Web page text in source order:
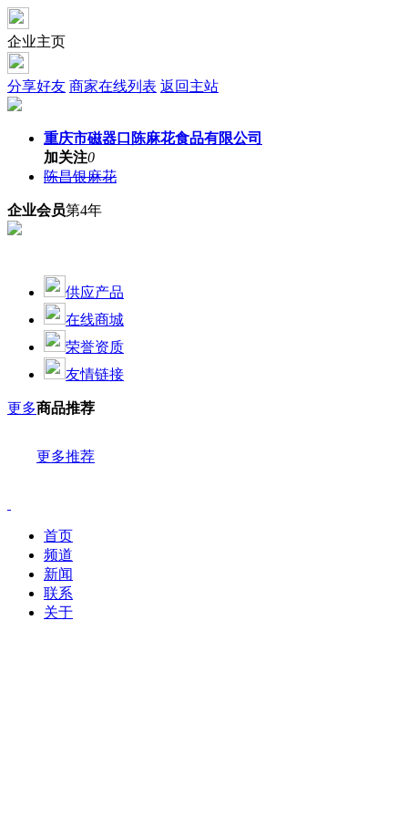
企业主页
分享好友 商家在线列表 返回主站
重庆市磁器口陈麻花食品有限公司
加关注0
陈昌银麻花
企业会员第4年
供应产品
在线商城
荣誉资质
友情链接
更多商品推荐
更多推荐
首页
频道
新闻
联系
关于